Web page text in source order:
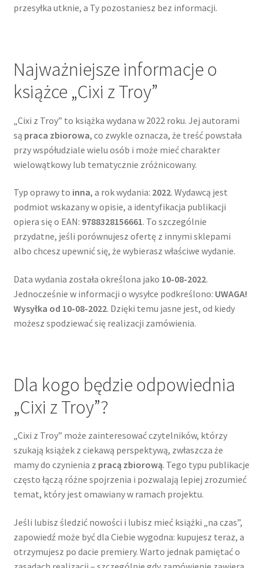
przesyłka utknie, a Ty pozostaniesz bez informacji.
Najważniejsze informacje o
książce „Cixi z Troy”
„Cixi z Troy” to książka wydana w 2022 roku. Jej autorami
są praca zbiorowa, co zwykle oznacza, że treść powstała
przy współudziale wielu osób i może mieć charakter
wielowątkowy lub tematycznie zróżnicowany.
Typ oprawy to inna, a rok wydania: 2022. Wydawcą jest
podmiot wskazany w opisie, a identyfikacja publikacji
opiera się o EAN: 9788328156661. To szczególnie
przydatne, jeśli porównujesz ofertę z innymi sklepami
albo chcesz upewnić się, że wybierasz właściwe wydanie.
Data wydania została określona jako 10-08-2022.
Jednocześnie w informacji o wysyłce podkreślono: UWAGA!
Wysyłka od 10-08-2022. Dzięki temu jasne jest, od kiedy
możesz spodziewać się realizacji zamówienia.
Dla kogo będzie odpowiednia
„Cixi z Troy”?
„Cixi z Troy” może zainteresować czytelników, którzy
szukają książek z ciekawą perspektywą, zwłaszcza że
mamy do czynienia z pracą zbiorową. Tego typu publikacje
często łączą różne spojrzenia i pozwalają lepiej zrozumieć
temat, który jest omawiany w ramach projektu.
Jeśli lubisz śledzić nowości i lubisz mieć książki „na czas”,
zapowiedź może być dla Ciebie wygodna: kupujesz teraz, a
otrzymujesz po dacie premiery. Warto jednak pamiętać o